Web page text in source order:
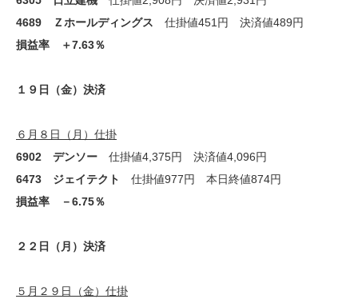
4689 Ｚホールディングス 仕掛値451円 決済値489円
損益率 ＋7.63％
１９日（金）決済
６月８日（月）仕掛
6902 デンソー 仕掛値4,375円 決済値4,096円
6473 ジェイテクト
仕掛値977円 本日終値874円
損益率 －6.75％
２２日（月）決済
５月２９日（金）仕掛